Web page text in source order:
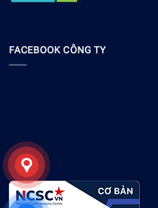
FACEBOOK CÔNG TY